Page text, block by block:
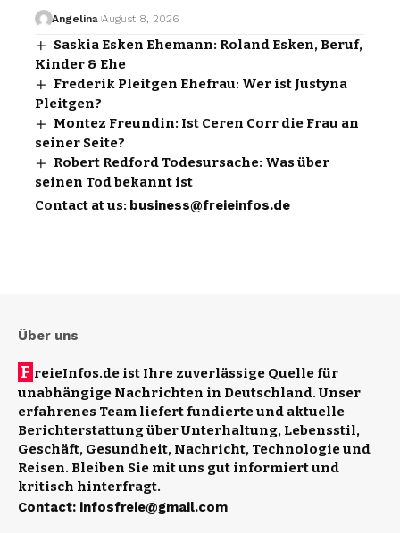
Angelina August 8, 2026
Saskia Esken Ehemann: Roland Esken, Beruf,
Kinder & Ehe
Frederik Pleitgen Ehefrau: Wer ist Justyna
Pleitgen?
Montez Freundin: Ist Ceren Corr die Frau an
seiner Seite?
Robert Redford Todesursache: Was über
seinen Tod bekannt ist
Contact at us: business@freieinfos.de
Über uns
F reieInfos.de ist Ihre zuverlässige Quelle für
unabhängige Nachrichten in Deutschland. Unser
erfahrenes Team liefert fundierte und aktuelle
Berichterstattung über Unterhaltung, Lebensstil,
Geschäft, Gesundheit, Nachricht, Technologie und
Reisen. Bleiben Sie mit uns gut informiert und
kritisch hinterfragt.
Contact: infosfreie@gmail.com